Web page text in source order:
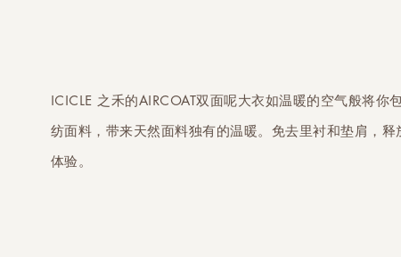
ICICLE 之禾的AIRCOAT双面呢大衣如温暖的空气般将你
纺面料，带来天然面料独有的温暖。免去里衬和垫肩，
体验。